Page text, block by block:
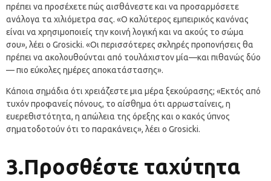
πρέπει να προσέχετε πώς αισθάνεστε και να προσαρμόσετε
ανάλογα τα χιλιόμετρα σας. «Ο καλύτερος εμπειρικός κανόνας
είναι να χρησιμοποιείς την κοινή λογική και να ακούς το σώμα
σου», λέει ο Grosicki. «Οι περισσότερες σκληρές προπονήσεις θα
πρέπει να ακολουθούνται από τουλάχιστον μία—και πιθανώς δύο
— πιο εύκολες ημέρες αποκατάστασης».
Κάποια σημάδια ότι χρειάζεστε μια μέρα ξεκούρασης; «Εκτός από
τυχόν προφανείς πόνους, το αίσθημα ότι αρρωσταίνεις, η
ευερεθιστότητα, η απώλεια της όρεξης και ο κακός ύπνος
σηματοδοτούν ότι το παρακάνεις», λέει ο Grosicki.
3.Προσθέστε ταχύτητα